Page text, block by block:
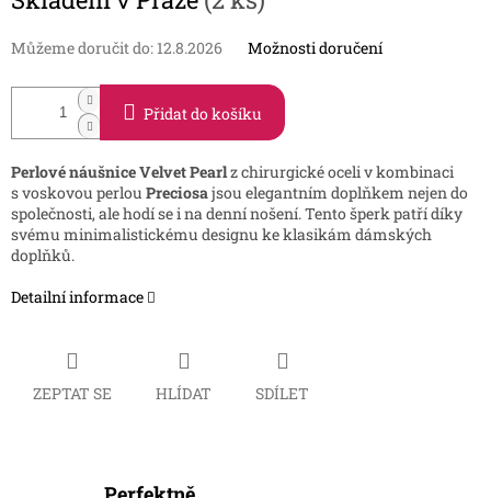
cena:
Můžeme doručit do: 12.8.2026 Možnosti doručení
Přidat do košíku
Perlové náušnice Velvet Pearlz chirurgické oceli v kombinaci
s voskovou perlou Preciosajsou elegantním doplňkem nejen do
společnosti, ale hodí se i na denní nošení. Tento šperk patří díky
svému minimalistickému designu ke klasikám dámských
doplňků.
Detailní informace
ZEPTAT SE HLÍDAT SDÍLET